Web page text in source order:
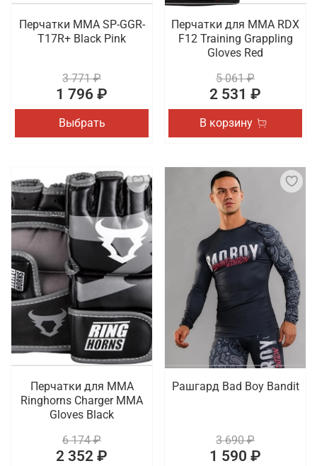
Перчатки MMA SP-GGR-
T17R+ Black Pink
3 771 ₽
1 796 ₽
Выбрать
Перчатки для MMA RDX
F12 Training Grappling
Gloves Red
5 061 ₽
2 531 ₽
В корзину
Перчатки для ММА
Ringhorns Charger MMA
Gloves Black
6 174 ₽
2 352 ₽
Рашгард Bad Boy Bandit
3 690 ₽
1 590 ₽